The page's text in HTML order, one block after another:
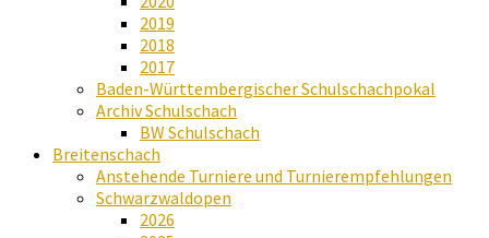
2019
2018
2017
Baden-Württembergischer Schulschachpokal
Archiv Schulschach
BW Schulschach
Breitenschach
Anstehende Turniere und Turnierempfehlungen
Schwarzwaldopen
2026